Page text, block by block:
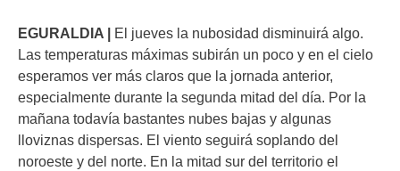
EGURALDIA | El jueves la nubosidad disminuirá algo.
Las temperaturas máximas subirán un poco y en el cielo
esperamos ver más claros que la jornada anterior,
especialmente durante la segunda mitad del día. Por la
mañana todavía bastantes nubes bajas y algunas
lloviznas dispersas. El viento seguirá soplando del
noroeste y del norte. En la mitad sur del territorio el